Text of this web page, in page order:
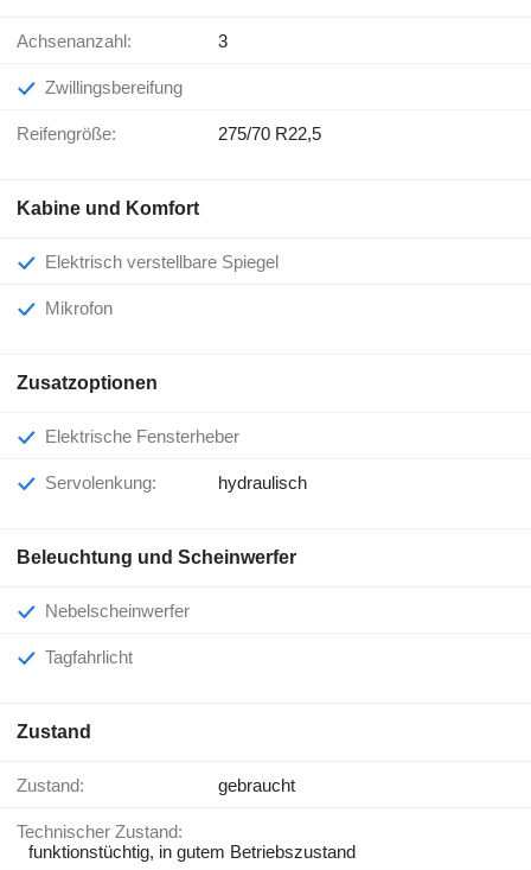
Achsenanzahl: 3
Zwillingsbereifung
Reifengröße: 275/70 R22,5
Kabine und Komfort
Elektrisch verstellbare Spiegel
Mikrofon
Zusatzoptionen
Elektrische Fensterheber
Servolenkung: hydraulisch
Beleuchtung und Scheinwerfer
Nebelscheinwerfer
Tagfahrlicht
Zustand
Zustand: gebraucht
Technischer Zustand:
funktionstüchtig, in gutem Betriebszustand